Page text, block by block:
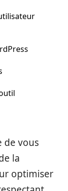
de vous
la
optimiser